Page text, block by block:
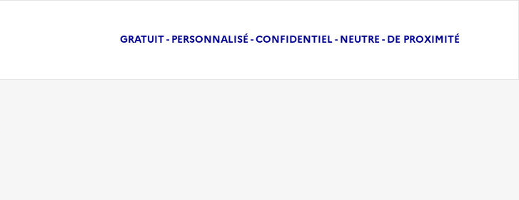
GRATUIT - PERSONNALISÉ - CONFIDENTIEL - NEUTRE - DE PROXIMITÉ